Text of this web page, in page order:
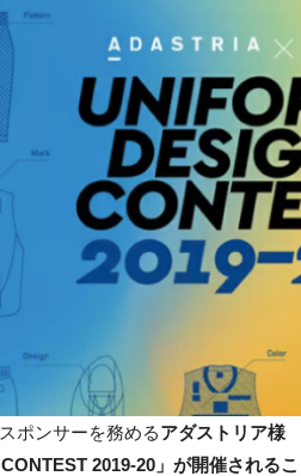
ポンサーを務めるアダストリア様
2019-20」が開催されるこ